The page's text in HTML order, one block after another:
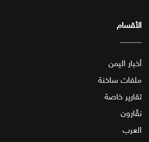
الأقسام
أخبار اليمن
ملفات ساخنة
تقارير خاصة
نقّارون
العرب